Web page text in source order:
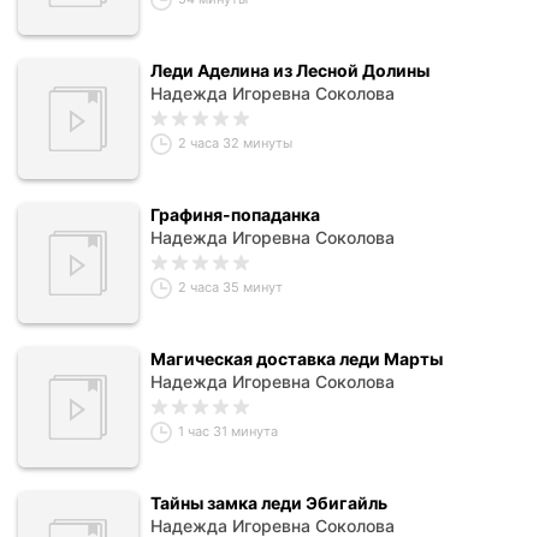
Леди Аделина из Лесной Долины
Надежда Игоревна Соколова
2 часа 32 минуты
Графиня-попаданка
Надежда Игоревна Соколова
2 часа 35 минут
Магическая доставка леди Марты
Надежда Игоревна Соколова
1 час 31 минута
Тайны замка леди Эбигайль
Надежда Игоревна Соколова